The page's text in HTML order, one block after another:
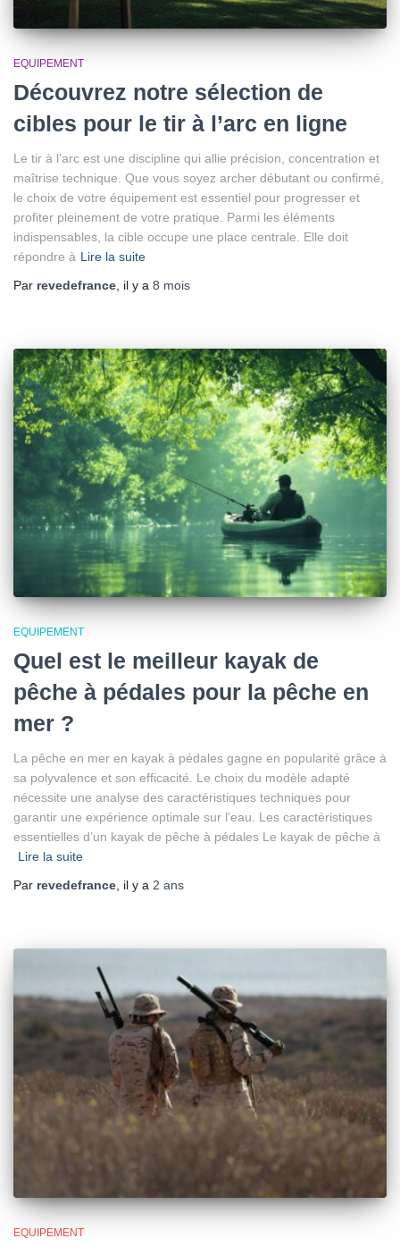
EQUIPEMENT
Découvrez notre sélection de
cibles pour le tir à l’arc en ligne
Le tir à l’arc est une discipline qui allie précision, concentration et
maîtrise technique. Que vous soyez archer débutant ou confirmé,
le choix de votre équipement est essentiel pour progresser et
profiter pleinement de votre pratique. Parmi les éléments
indispensables, la cible occupe une place centrale. Elle doit
répondre à Lire la suite
Par revedefrance , il y a 8 mois
EQUIPEMENT
Quel est le meilleur kayak de
pêche à pédales pour la pêche en
mer ?
La pêche en mer en kayak à pédales gagne en popularité grâce à
sa polyvalence et son efficacité. Le choix du modèle adapté
nécessite une analyse des caractéristiques techniques pour
garantir une expérience optimale sur l’eau. Les caractéristiques
essentielles d’un kayak de pêche à pédales Le kayak de pêche à
Lire la suite
Par revedefrance, il y a 2 ans
EQUIPEMENT